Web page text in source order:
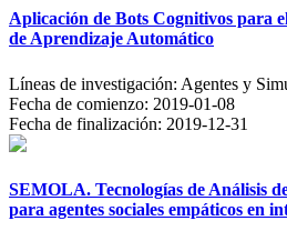
Aplicación de Bots Cognitivos para
de Aprendizaje Automático
Líneas de investigación: Agentes y
Fecha de comienzo: 2019-01-08
Fecha de finalización: 2019-12-31
SEMOLA. Tecnologías de Análisis
para agentes sociales empáticos en